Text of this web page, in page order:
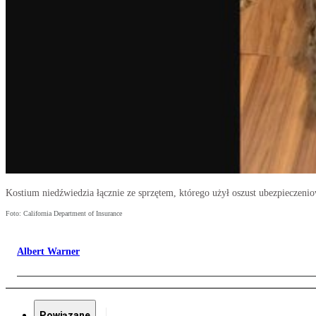
Kostium niedźwiedzia łącznie ze sprzętem, którego użył oszust
Foto: California Department of Insurance
Albert Warner